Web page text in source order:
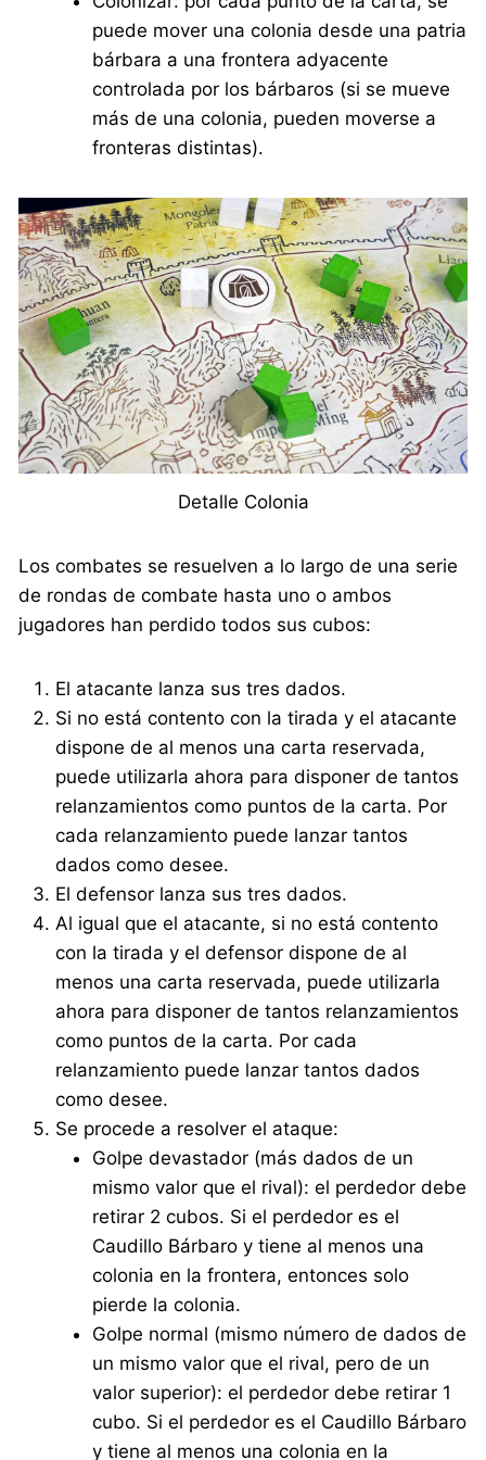
puede mover una colonia desde una patria
bárbara a una frontera adyacente
controlada por los bárbaros (si se mueve
más de una colonia, pueden moverse a
fronteras distintas).
Detalle Colonia
Los combates se resuelven a lo largo de una serie
de rondas de combate hasta uno o ambos
jugadores han perdido todos sus cubos:
El atacante lanza sus tres dados.
Si no está contento con la tirada y el atacante
dispone de al menos una carta reservada,
puede utilizarla ahora para disponer de tantos
relanzamientos como puntos de la carta. Por
cada relanzamiento puede lanzar tantos
dados como desee.
El defensor lanza sus tres dados.
Al igual que el atacante, si no está contento
con la tirada y el defensor dispone de al
menos una carta reservada, puede utilizarla
ahora para disponer de tantos relanzamientos
como puntos de la carta. Por cada
relanzamiento puede lanzar tantos dados
como desee.
Se procede a resolver el ataque:
Golpe devastador (más dados de un
mismo valor que el rival): el perdedor debe
retirar 2 cubos. Si el perdedor es el
Caudillo Bárbaro y tiene al menos una
colonia en la frontera, entonces solo
pierde la colonia.
Golpe normal (mismo número de dados de
un mismo valor que el rival, pero de un
valor superior): el perdedor debe retirar 1
cubo. Si el perdedor es el Caudillo Bárbaro
y tiene al menos una colonia en la